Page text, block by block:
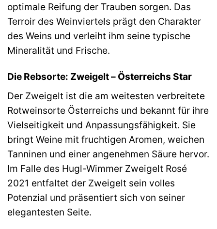
optimale Reifung der Trauben sorgen. Das
Terroir des Weinviertels prägt den Charakter
des Weins und verleiht ihm seine typische
Mineralität und Frische.
Die Rebsorte: Zweigelt – Österreichs Star
Der Zweigelt ist die am weitesten verbreitete
Rotweinsorte Österreichs und bekannt für ihre
Vielseitigkeit und Anpassungsfähigkeit. Sie
bringt Weine mit fruchtigen Aromen, weichen
Tanninen und einer angenehmen Säure hervor.
Im Falle des Hugl-Wimmer Zweigelt Rosé
2021 entfaltet der Zweigelt sein volles
Potenzial und präsentiert sich von seiner
elegantesten Seite.